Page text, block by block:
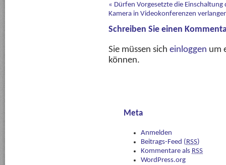
« Dürfen Vorgesetzte die Einschaltung
Kamera in Videokonferenzen
Schreiben Sie einen
Sie müssen sich einloggen um
können.
Meta
Anmelden
Beitrags-Feed (RSS)
Kommentare als RSS
WordPress.org